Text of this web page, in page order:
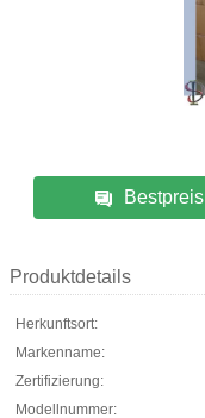
Bestpreis
Produktdetails
Herkunftsort:
Markenname:
Zertifizierung:
Modellnummer: